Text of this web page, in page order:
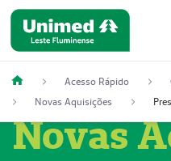
Acesso Rápido
Novas Aquisições
Novas